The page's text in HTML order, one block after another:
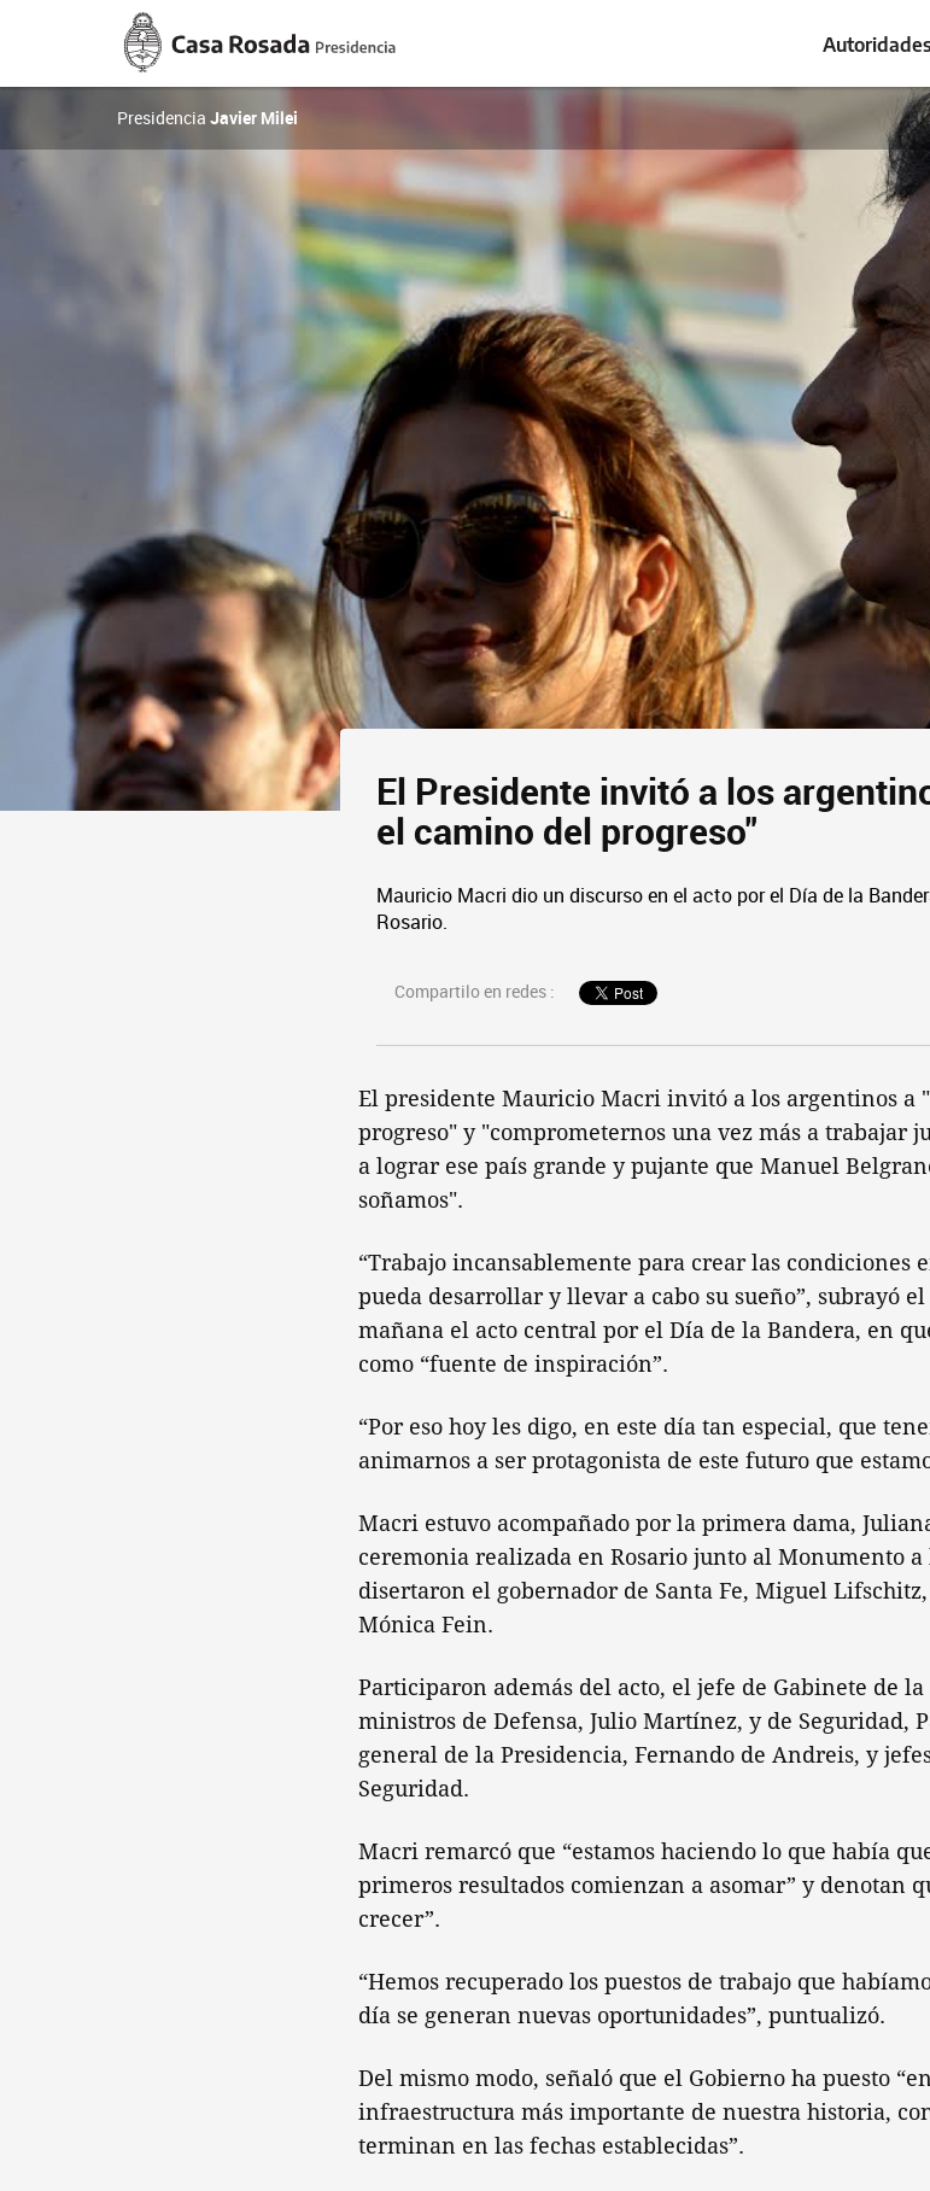
Casa
Rosada
Presidencia
de
Nación
Presidencia Javier Milei
El Presidente invitó a los
el camino del progreso"
Mauricio Macri dio un discurso en el acto por el Día de la
Rosario.
Compartilo en redes :
El presidente Mauricio Macri invitó a los argentinos a
progreso" y "comprometernos una vez más a trabajar
a lograr ese país grande y pujante que Manuel
soñamos".
“Trabajo incansablemente para crear las condiciones
pueda desarrollar y llevar a cabo su sueño”, subrayó
mañana el acto central por el Día de la Bandera, en
como “fuente de inspiración”.
“Por eso hoy les digo, en este día tan especial, que
animarnos a ser protagonista de este futuro que
Macri estuvo acompañado por la primera dama,
ceremonia realizada en Rosario junto al Monumento
disertaron el gobernador de Santa Fe, Miguel
Mónica Fein.
Participaron además del acto, el jefe de Gabinete de
ministros de Defensa, Julio Martínez, y de Seguridad,
general de la Presidencia, Fernando de Andreis, y
Seguridad.
Macri remarcó que “estamos haciendo lo que había
primeros resultados comienzan a asomar” y denotan
crecer”.
“Hemos recuperado los puestos de trabajo que
día se generan nuevas oportunidades”, puntualizó.
Del mismo modo, señaló que el Gobierno ha puesto
infraestructura más importante de nuestra historia,
terminan en las fechas establecidas”.